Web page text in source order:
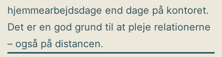
hjemmearbejdsdage end dage på kontoret.
Det er en god grund til at pleje relationerne
– også på distancen.